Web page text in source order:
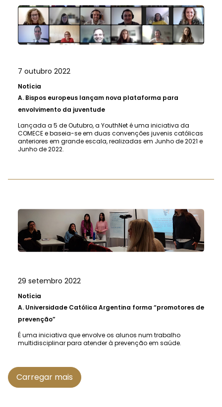
7 outubro 2022
Notícia
A. Bispos europeus lançam nova plataforma para
envolvimento da juventude
Lançada a 5 de Outubro, a YouthNet é uma iniciativa da
COMECE e baseia-se em duas convenções juvenis católicas
anteriores em grande escala, realizadas em Junho de 2021 e
Junho de 2022.
29 setembro 2022
Notícia
A. Universidade Católica Argentina forma “promotores de
prevenção”
É uma iniciativa que envolve os alunos num trabalho
multidisciplinar para atender à prevenção em saúde.
Carregar mais